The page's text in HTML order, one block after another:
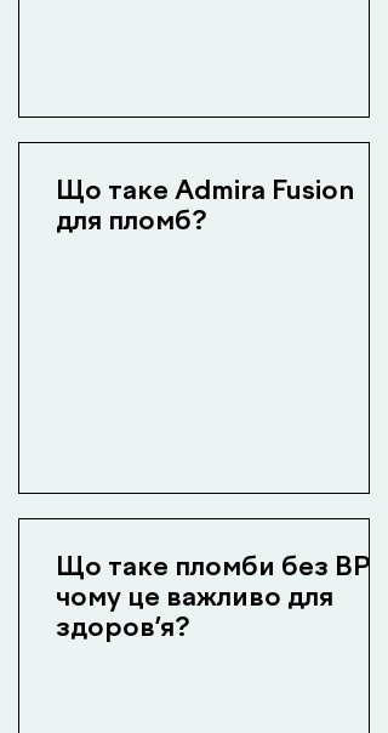
Що таке Admira Fusion
для пломб?
Що таке пломби без BPA і
чому це важливо для
здоров’я?